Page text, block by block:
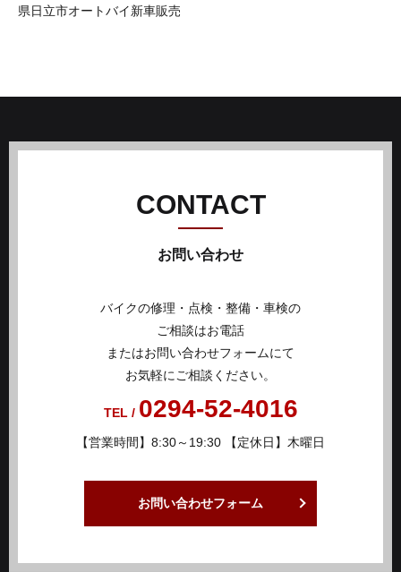
県日立市オートバイ新車販売
CONTACT
お問い合わせ
バイクの修理・点検・整備・車検の
ご相談はお電話
またはお問い合わせフォームにて
お気軽にご相談ください。
TEL / 0294-52-4016
【営業時間】8:30～19:30 【定休日】木曜日
お問い合わせフォーム